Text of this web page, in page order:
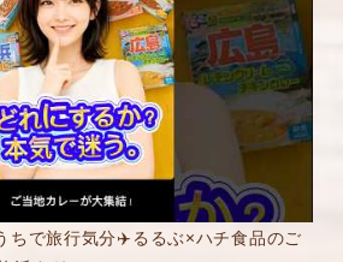
ちで旅行気分✈️るるぶ×ハチ食品のご